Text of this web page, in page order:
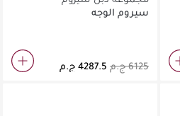
سيروم الوجه
6125 ج.م 4287.5 ج.م